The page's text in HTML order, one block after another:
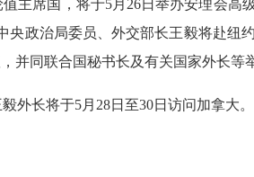
主席国，将于5月26日举办安理会高
央政治局委员、外交部长王毅将赴纽
并同联合国秘书长及有关国家外长等
外长将于5月28日至30日访问加拿大。